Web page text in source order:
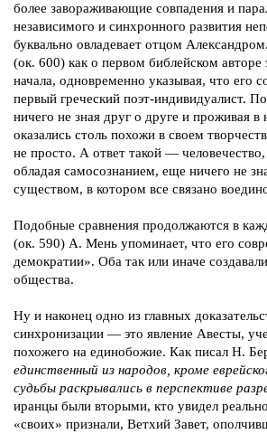
более завораживающие совпадения и
независимого и синхронного развития
буквально овладевает отцом
(ок. 600) как о первом библейском
начала, одновременно указывая, что его
первый греческий поэт-индивидуалист.
ничего не зная друг о друге и проживая в
оказались столь похожи в своем
не просто. А ответ такой —
обладая самосознанием, еще ничего не
существом, в котором все связано
Подобные сравнения продолжаются в
(ок. 590) А. Мень упоминает, что его
демократии». Оба так или иначе
общества.
Ну и наконец одно из главных
синхронизации — это явление Авесты,
похожего на единобожие. Как писал Н.
единственный из народов, кроме
судьбы раскрывались в перспективе
иранцы были вторыми, кто увидел
«своих» признали, Ветхий Завет,